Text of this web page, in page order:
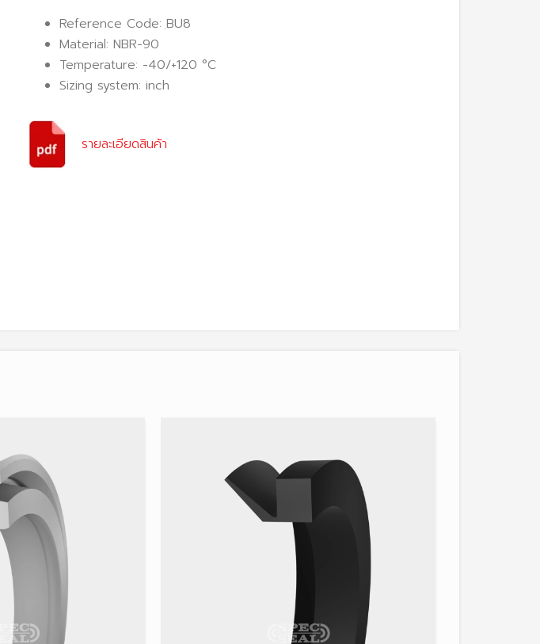
Reference Code: ฺBU8
Material: NBR-90
Temperature: -40/+120 °C
Sizing system: inch
รายละเอียดสินค้า